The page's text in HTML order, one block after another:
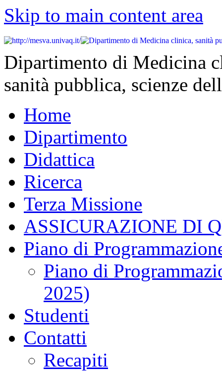
Skip to main content area
Dipartimento di Medicina
sanità pubblica, scienze
Home
Dipartimento
Didattica
Ricerca
Terza Missione
ASSICURAZIONE DI
Piano di
Piano di
2025)
Studenti
Contatti
Recapiti